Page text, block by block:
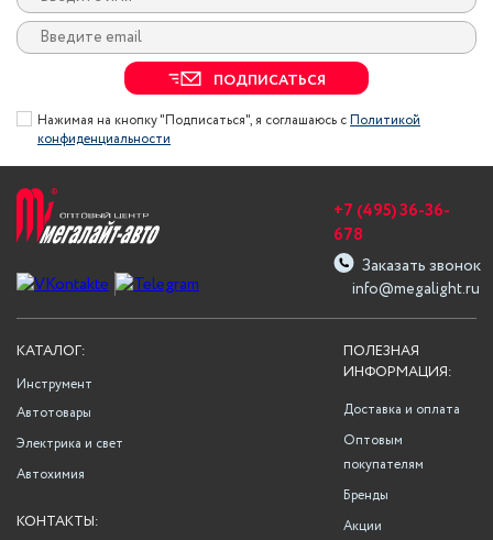
ПОДПИСАТЬСЯ
Нажимая на кнопку "Подписаться", я соглашаюсь сПолитикой
конфиденциальности
info@megalight.ru
+7 (495) 36-36-
678
Заказать звонок
ПОЛЕЗНАЯ
ИНФОРМАЦИЯ:
Доставка и оплата
Оптовым
покупателям
Бренды
Акции
КАТАЛОГ:
Инструмент
Автотовары
Электрика и свет
Автохимия
КОНТАКТЫ: